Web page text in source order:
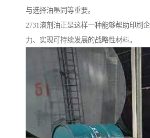
与选择油墨同等重要。
2731溶剂油正是这样一种能够帮助印刷
力、实现可持续发展的战略性材料。